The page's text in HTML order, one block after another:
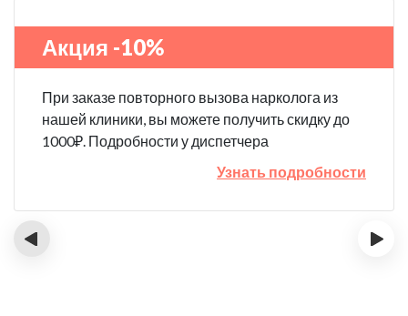
Акция -10%
При заказе повторного вызова нарколога из
нашей клиники, вы можете получить скидку до
1000₽. Подробности у диспетчера
Узнать подробности
‹ ›